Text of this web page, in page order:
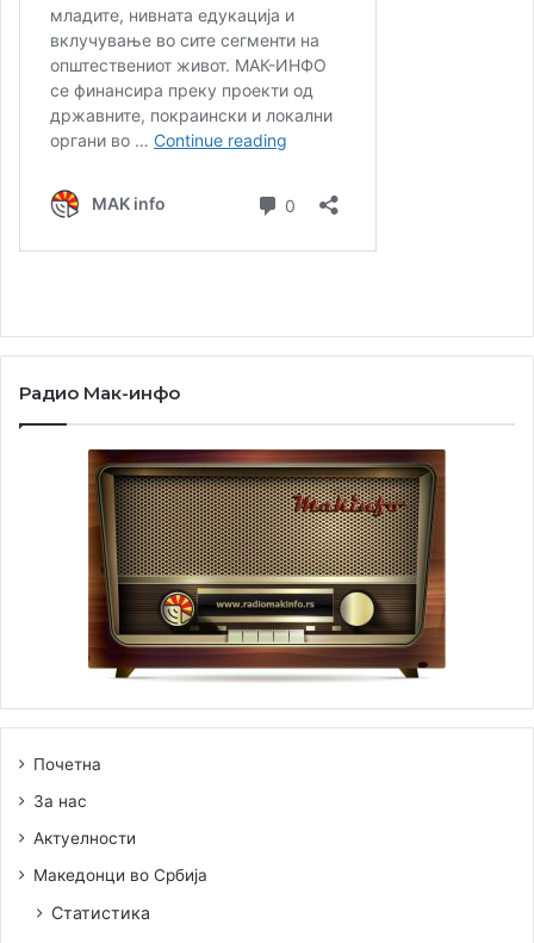
Радио Мак-инфо
Почетна
За нас
Актуелности
Македонци во Србија
Статистика